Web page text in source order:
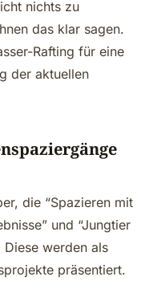
nichts zu
das klar sagen.
Rafting für eine
der aktuellen
die “Spazieren mit
und “Jungtier
Diese werden als
präsentiert.